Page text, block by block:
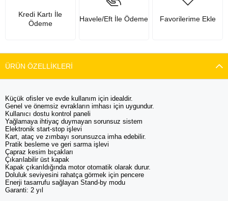
Kredi Kartı İle
Ödeme
Havele/Eft İle Ödeme Favorilerime Ekle
ÜRÜN ÖZELLIKLERI
Küçük ofisler ve evde kullanım için idealdir.
Genel ve önemsiz evrakların imhası için uygundur.
Kullanıcı dostu kontrol paneli
Yağlamaya ihtiyaç duymayan sorunsuz sistem
Elektronik start-stop işlevi
Kart, ataç ve zımbayı sorunsuzca imha edebilir.
Pratik besleme ve geri sarma işlevi
Çapraz kesim bıçakları
Çıkarılabilir üst kapak
Kapak çıkarıldığında motor otomatik olarak durur.
Doluluk seviyesini rahatça görmek için pencere
Enerji tasarrufu sağlayan Stand-by modu
Garanti: 2 yıl